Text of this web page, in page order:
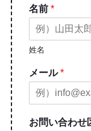
名前 *
姓名
メール*
お問い合わせ